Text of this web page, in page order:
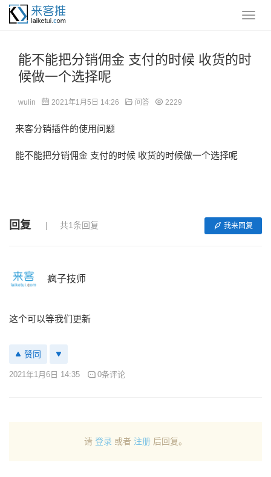
能不能把分销佣金 支付的时候 收货的时
候做一个选择呢
wulin 2021年1月5日 14:26 问答 2229
来客分销插件的使用问题
能不能把分销佣金 支付的时候 收货的时候做一个选择呢
回复 共1条回复 我来回复
疯子技师
这个可以等我们更新
赞同
2021年1月6日 14:35 0条评论
请 登录 或者 注册 后回复。